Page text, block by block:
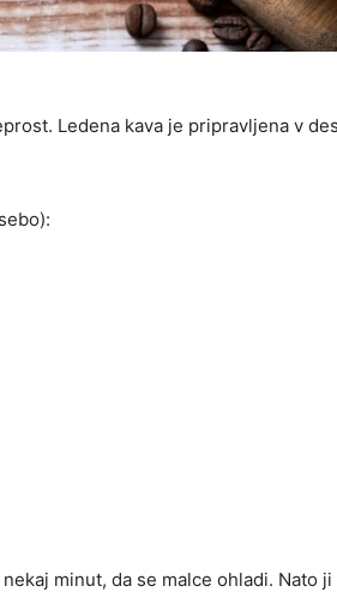
Ledena kava je pripravljena v
minut, da se malce ohladi. Nato